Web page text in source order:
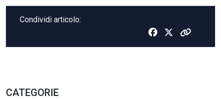
Condividi articolo:
CATEGORIE